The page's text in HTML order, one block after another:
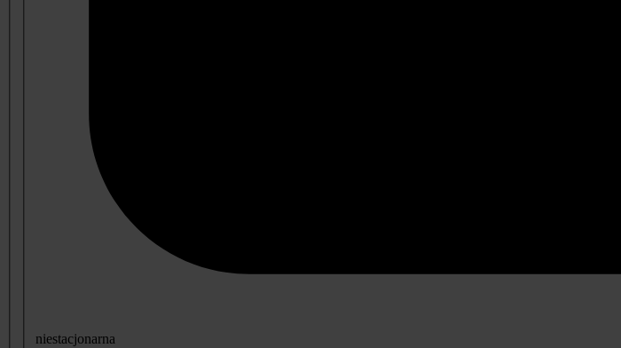
niestacjonarna